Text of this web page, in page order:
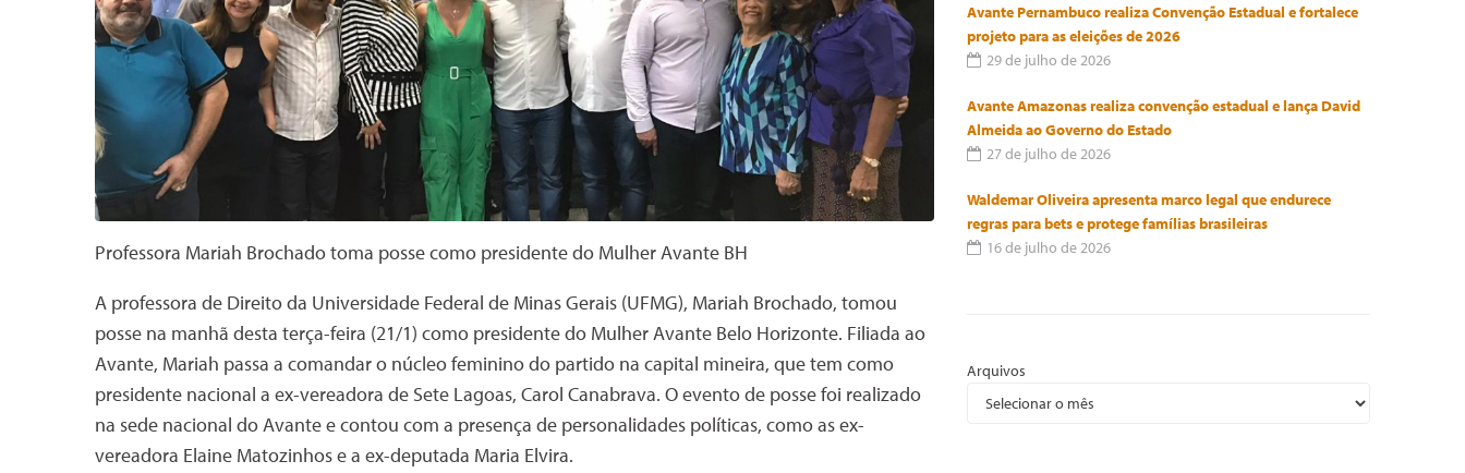
Professora Mariah Brochado toma posse como presidente do Mulher Avante BH
A professora de Direito da Universidade Federal de Minas Gerais (UFMG), Mariah Brochado, tomou
posse na manhã desta terça-feira (21/1) como presidente do Mulher Avante Belo Horizonte. Filiada ao
Avante, Mariah passa a comandar o núcleo feminino do partido na capital mineira, que tem como
presidente nacional a ex-vereadora de Sete Lagoas, Carol Canabrava. O evento de posse foi realizado
na sede nacional do Avante e contou com a presença de personalidades políticas, como as ex-
vereadora Elaine Matozinhos e a ex-deputada Maria Elvira.
Avante Pernambuco realiza Convenção Estadual e fortalece
projeto para as eleições de 2026
29 de julho de 2026
Avante Amazonas realiza convenção estadual e lança David
Almeida ao Governo do Estado
27 de julho de 2026
Waldemar Oliveira apresenta marco legal que endurece
regras para bets e protege famílias brasileiras
16 de julho de 2026
Arquivos